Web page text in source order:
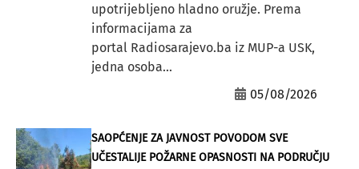
upotrijebljeno hladno oružje. Prema
informacijama za
portal Radiosarajevo.ba iz MUP-a USK,
jedna osoba...
05/08/2026
SAOPĆENJE ZA JAVNOST POVODOM SVE
UČESTALIJE POŽARNE OPASNOSTI NA PODRUČJU